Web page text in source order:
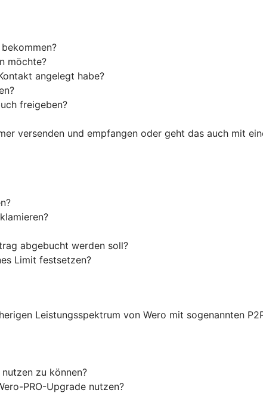
möchte?
angelegt habe?
freigeben?
versenden und empfangen oder geht das auch mit
abgebucht werden soll?
Limit festsetzen?
Leistungsspektrum von Wero mit sogenannten
zu können?
PRO-Upgrade nutzen?